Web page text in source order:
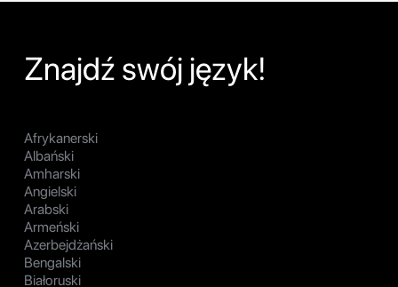
Znajdź swój język!
Afrykanerski
Albański
Amharski
Angielski
Arabski
Armeński
Azerbejdżański
Bengalski
Białoruski